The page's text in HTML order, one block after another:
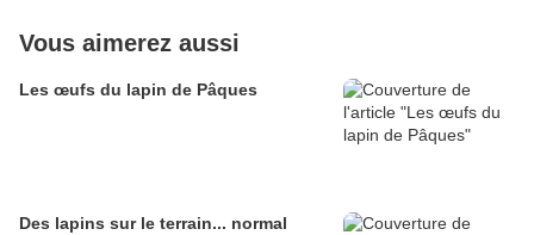
Vous aimerez aussi
Les œufs du lapin de Pâques
Des lapins sur le terrain... normal